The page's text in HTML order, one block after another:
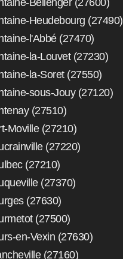
Heudebourg (27490)
l'Abbé (27470)
la-Louvet (27230)
la-Soret (27550)
sous-Jouy (27120)
(27510)
Moville (27210)
(27220)
(27210)
(27370)
(27630)
(27500)
en-Vexin (27630)
(27160)